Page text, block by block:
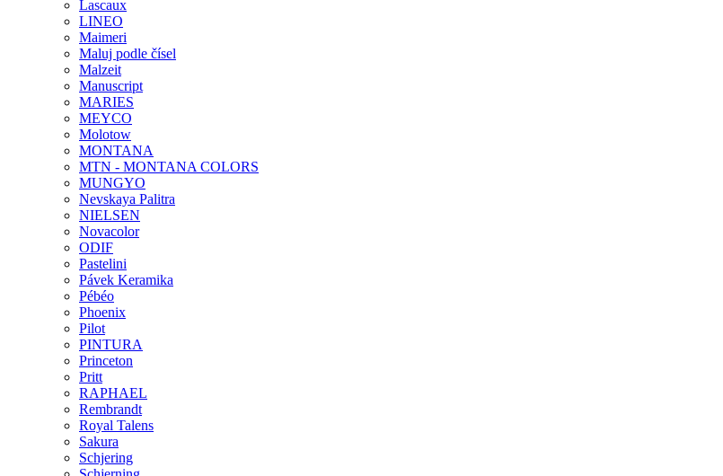
Lascaux
LINEO
Maimeri
Maluj podle čísel
Malzeit
Manuscript
MARIES
MEYCO
Molotow
MONTANA
MTN - MONTANA COLORS
MUNGYO
Nevskaya Palitra
NIELSEN
Novacolor
ODIF
Pastelini
Pávek Keramika
Pébéo
Phoenix
Pilot
PINTURA
Princeton
Pritt
RAPHAEL
Rembrandt
Royal Talens
Sakura
Schjering